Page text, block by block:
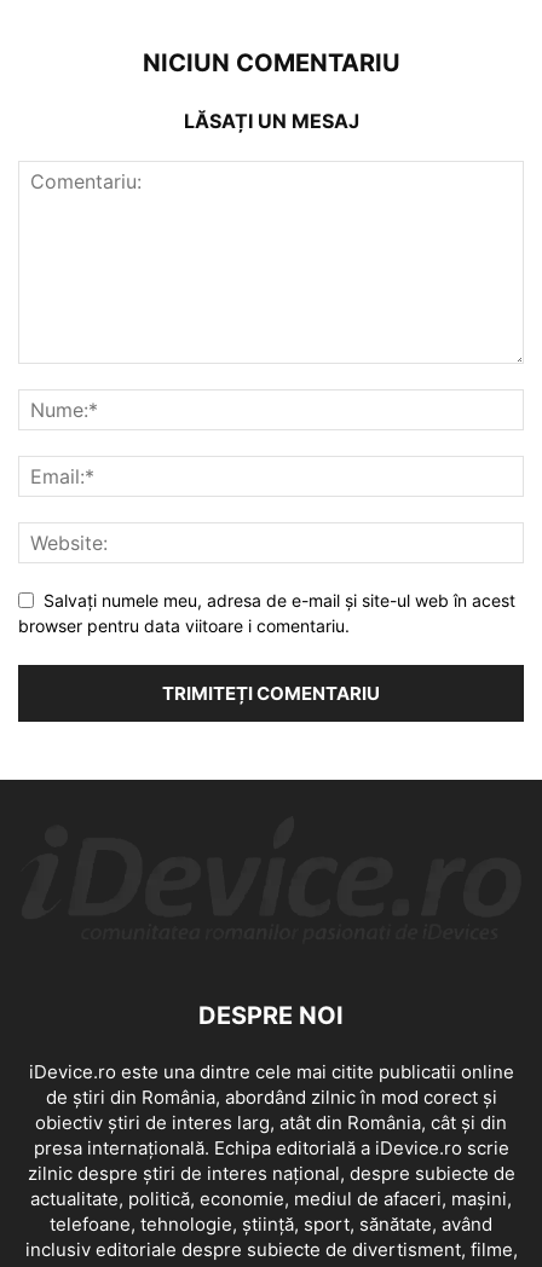
NICIUN COMENTARIU
LĂSAȚI UN MESAJ
Salvați numele meu, adresa de e-mail și site-ul web în acest
browser pentru data viitoare i comentariu.
DESPRE NOI
iDevice.ro este una dintre cele mai citite publicatii online
de știri din România, abordând zilnic în mod corect și
obiectiv știri de interes larg, atât din România, cât și din
presa internațională. Echipa editorială a iDevice.ro scrie
zilnic despre știri de interes național, despre subiecte de
actualitate, politică, economie, mediul de afaceri, mașini,
telefoane, tehnologie, știință, sport, sănătate, având
inclusiv editoriale despre subiecte de divertisment, filme,